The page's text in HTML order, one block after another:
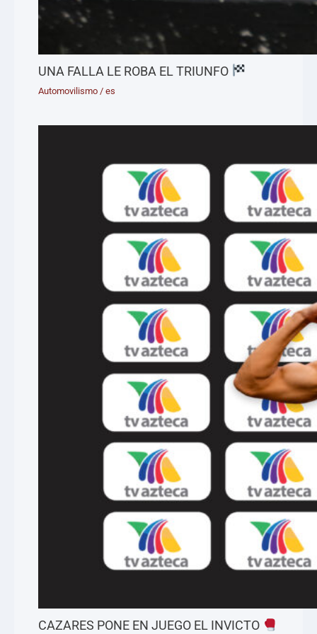
UNA FALLA LE ROBA EL TRIUNFO
Automovilismo /es
CAZARES PONE EN JUEGO EL INVICTO